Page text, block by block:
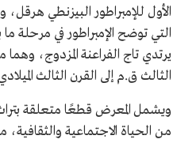
الأول للإمبراطور البيزنطي
التي توضح الإمبراطور في مرحلة ما
يرتدي تاج الفراعنة المزدوج،
الثالث ق.م إلى القرن الثالث
ويشمل المعرض قطعًا متعلقة
من الحياة الاجتماعية والثقافية،